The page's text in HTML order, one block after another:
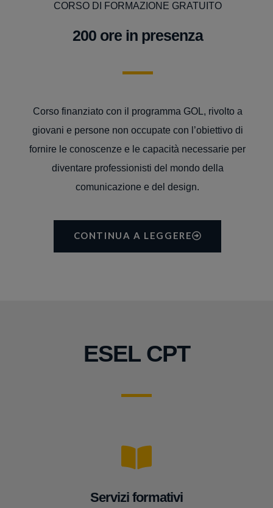
CORSO DI FORMAZIONE GRATUITO
200 ore in presenza
Corso finanziato con il programma GOL, rivolto a
giovani e persone non occupate con l’obiettivo di
fornire le conoscenze e le capacità necessarie per
diventare professionisti del mondo della
comunicazione e del design.
CONTINUA A LEGGERE
ESEL CPT
Servizi formativi